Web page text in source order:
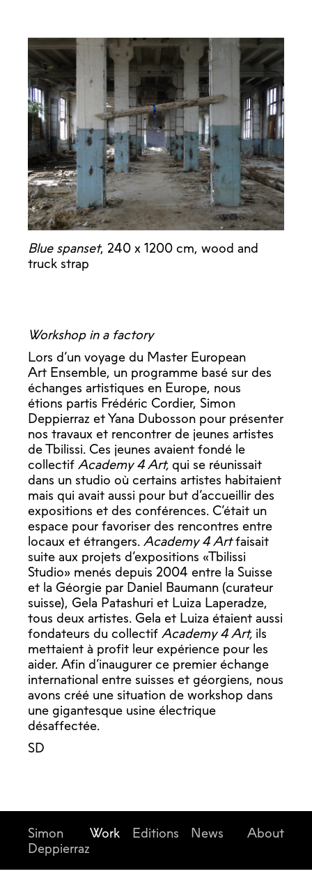
Blue spanset, 240 x 1200 cm, wood and
truck strap
Workshop in a factory
Lors d’un voyage du Master European
Art Ensemble, un programme basé sur des
échanges artistiques en Europe, nous
étions partis Frédéric Cordier, Simon
Deppierraz et Yana Dubosson pour présenter
nos travaux et rencontrer de jeunes artistes
de Tbilissi. Ces jeunes avaient fondé le
collectif Academy 4 Art, qui se réunissait
dans un studio où certains artistes habitaient
mais qui avait aussi pour but d’accueillir des
expositions et des conférences. C’était un
espace pour favoriser des rencontres entre
locaux et étrangers. Academy 4 Artfaisait
suite aux projets d’expositions «Tbilissi
Studio» menés depuis 2004 entre la Suisse
et la Géorgie par Daniel Baumann (curateur
suisse), Gela Patashuri et Luiza Laperadze,
tous deux artistes. Gela et Luiza étaient aussi
fondateurs du collectif Academy 4 Art, ils
mettaient à profit leur expérience pour les
aider. Afin d’inaugurer ce premier échange
international entre suisses et géorgiens, nous
avons créé une situation de workshop dans
une gigantesque usine électrique
désaffectée.
SD
Simon
Deppierraz
Work Editions News About